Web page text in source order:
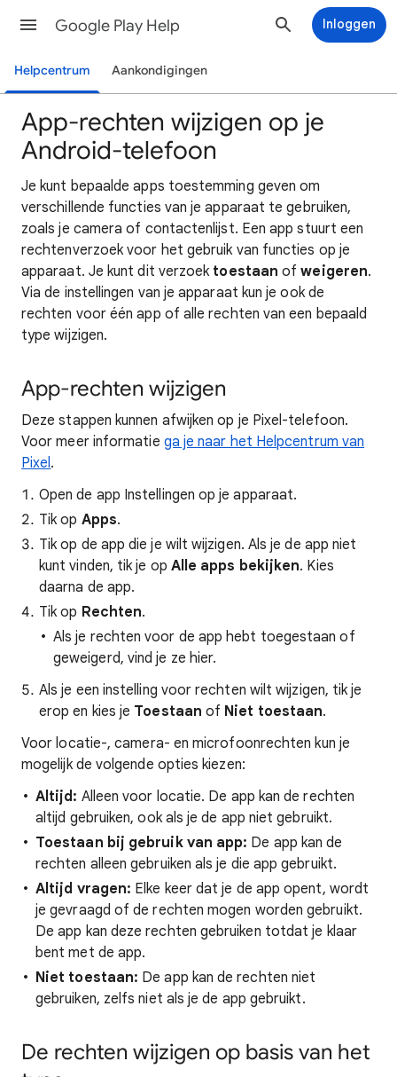
Google Play Help Inloggen
Helpcentrum Aankondigingen
App-rechten wijzigen op je
Android-telefoon
Je kunt bepaalde apps toestemming geven om
verschillende functies van je apparaat te gebruiken,
zoals je camera of contactenlijst. Een app stuurt een
rechtenverzoek voor het gebruik van functies op je
apparaat. Je kunt dit verzoek toestaan ofweigeren.
Via de instellingen van je apparaat kun je ook de
rechten voor één app of alle rechten van een bepaald
type wijzigen.
App-rechten wijzigen
Deze stappen kunnen afwijken op je Pixel-telefoon.
Voor meer informatie ga je naar het Helpcentrum van
Pixel.
Open de app Instellingen op je apparaat.
Tik op Apps.
Tik op de app die je wilt wijzigen. Als je de app niet
kunt vinden, tik je op Alle apps bekijken. Kies
daarna de app.
Tik op Rechten.
Als je rechten voor de app hebt toegestaan of
geweigerd, vind je ze hier.
Als je een instelling voor rechten wilt wijzigen, tik je
erop en kies je Toestaan of Niet toestaan.
Voor locatie-, camera- en microfoonrechten kun je
mogelijk de volgende opties kiezen:
Altijd: Alleen voor locatie. De app kan de rechten
altijd gebruiken, ook als je de app niet gebruikt.
Toestaan bij gebruik van app: De app kan de
rechten alleen gebruiken als je die app gebruikt.
Altijd vragen: Elke keer dat je de app opent, wordt
je gevraagd of de rechten mogen worden gebruikt.
De app kan deze rechten gebruiken totdat je klaar
bent met de app.
Niet toestaan: De app kan de rechten niet
gebruiken, zelfs niet als je de app gebruikt.
De rechten wijzigen op basis van het